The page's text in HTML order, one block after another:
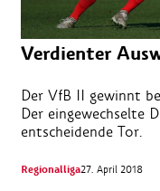
Verdienter
Der VfB II gewinnt
Der eingewechselte
entscheidende Tor.
Regionalliga27. April 2018